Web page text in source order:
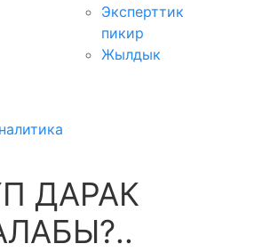
Эксперттик
пикир
Жылдык
ДАРАК